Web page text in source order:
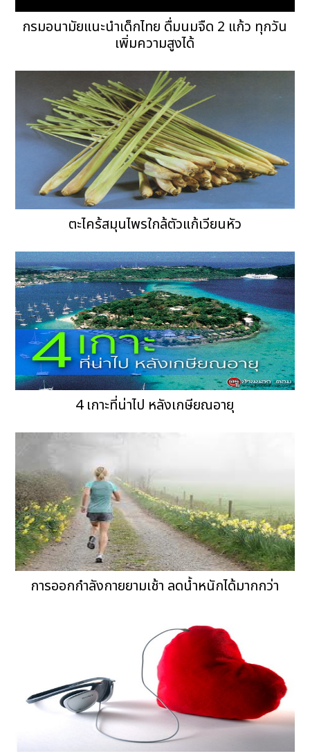
กรมอนามัยแนะนำเด็กไทย ดื่มนมจืด 2 แก้ว ทุกวัน
เพิ่มความสูงได้
ตะไคร้สมุนไพรใกล้ตัวแก้เวียนหัว
4 เกาะที่น่าไป หลังเกษียณอายุ
การออกกำลังกายยามเช้า ลดน้ำหนักได้มากกว่า